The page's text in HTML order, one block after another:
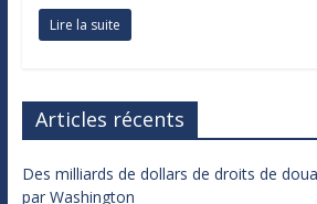
Lire la suite
Articles récents
Des milliards de dollars de droits de
par Washington